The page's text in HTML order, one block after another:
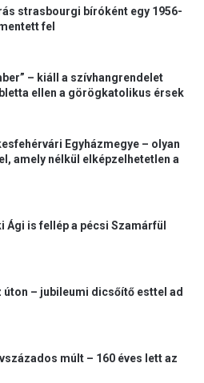
strasbourgi bíróként egy 1956-
fel
– kiáll a szívhangrendelet
ellen a görögkatolikus érsek
Egyházmegye – olyan
amely nélkül elképzelhetetlen a
Ági is fellép a pécsi Szamárfül
úton – jubileumi dicsőítő esttel ad
múlt – 160 éves lett az